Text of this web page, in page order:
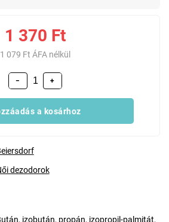
1 370 Ft
1 079 Ft ÁFA nélkül
+
−
a kosárhoz
dezodorok
izobután, propán, izopropil-palmitát,